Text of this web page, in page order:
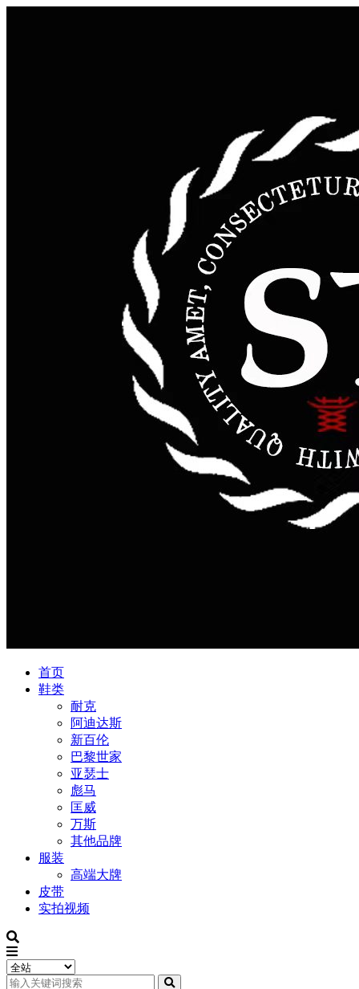
首页
鞋类
耐克
阿迪达斯
新百伦
巴黎世家
亚瑟士
彪马
匡威
万斯
其他品牌
服装
高端大牌
皮带
实拍视频